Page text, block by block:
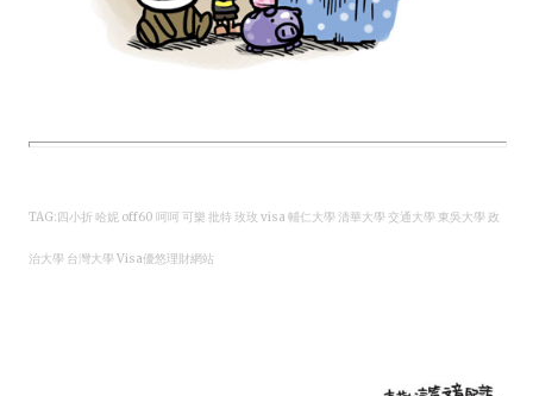
TAG:四小折 哈妮 off60 呵呵 可樂 批特 玫玫 visa 輔仁大學 清華大學 交通大學 東吳大學 政
治大學 台灣大學 Visa優悠理財網站